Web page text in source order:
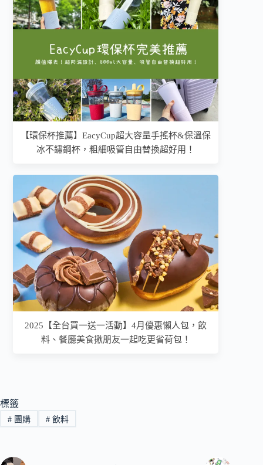
【環保杯推薦】EacyCup超大容量手搖杯&保溫保
冰不鏽鋼杯，粗細吸管自由替換超好用！
2025【全台買一送一活動】4月優惠懶人包，飲
料、餐廳美食揪朋友一起吃更省荷包！
標籤
#團購 #飲料